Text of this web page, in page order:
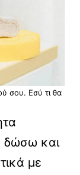
σου. Εσύ τι θα
δώσω και
με